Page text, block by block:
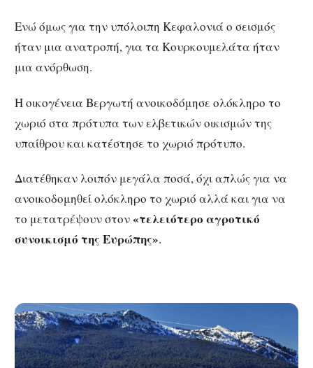
Ενώ όμως για την υπόλοιπη Κεφαλονιά ο σεισμός
ήταν μια ανατροπή, για τα Κουρκουμελάτα ήταν
μια ανόρθωση.
Η οικογένεια Βεργωτή ανοικοδόμησε ολόκληρο το
χωριό στα πρότυπα των ελβετικών οικισμών της
υπαίθρου και κατέστησε το χωριό πρότυπο.
Διατέθηκαν λοιπόν μεγάλα ποσά, όχι απλώς για να
ανοικοδομηθεί ολόκληρο το χωριό αλλά και για να
το μετατρέψουν στον«τελειότερο αγροτικό
συνοικισμό της Ευρώπης».